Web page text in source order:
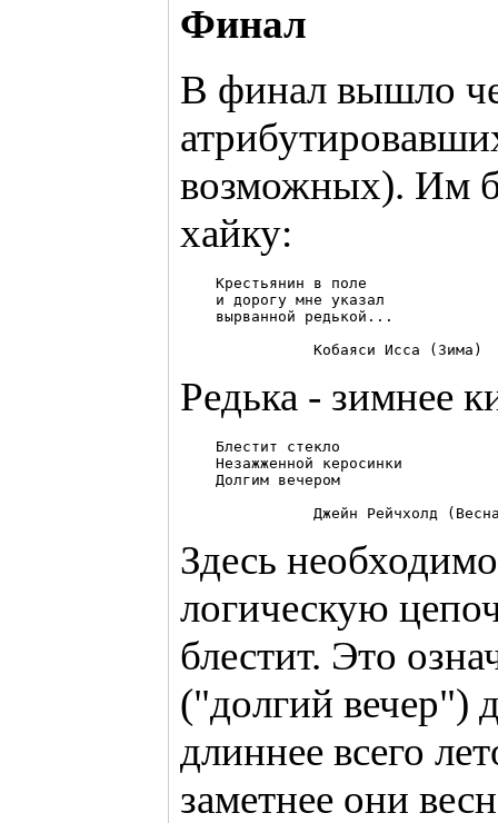
Финал
В финал вышло
возможных). Им
хайку:
    Крестьянин в поле
    и дорогу мне указал
    вырванной редькой...
Редька - зимнее
    Блестит стекло
    Незажженной керосинки
    Долгим вечером
Здесь
логическую
блестит. Это
("долгий вечер")
длиннее всего
заметнее они